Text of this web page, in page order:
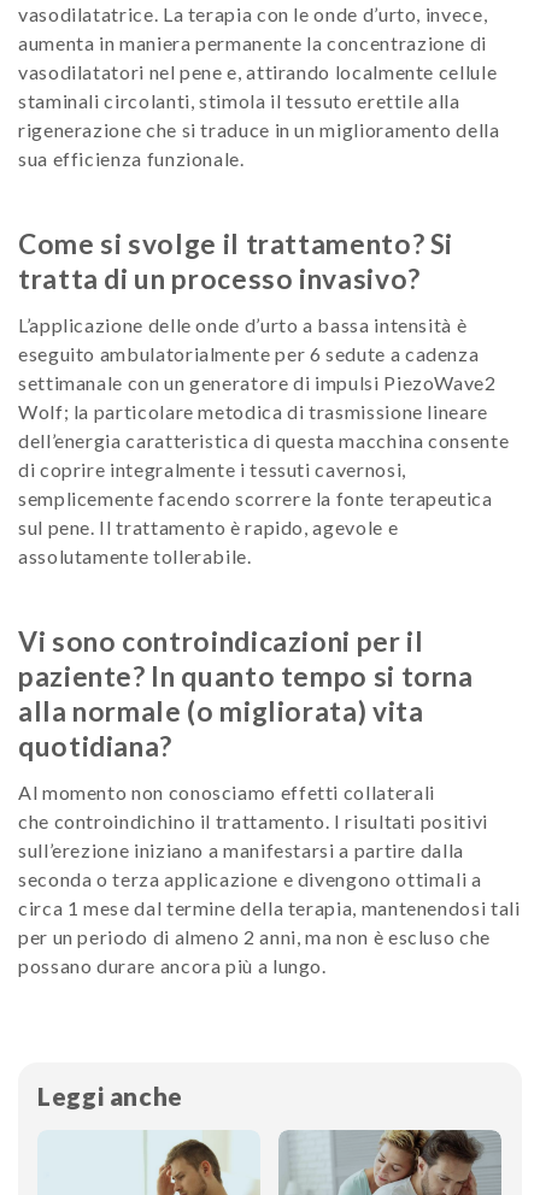
vasodilatatrice. La terapia con le onde d’urto, invece,
aumenta in maniera permanente la concentrazione di
vasodilatatori nel pene e, attirando localmente cellule
staminali circolanti, stimola il tessuto erettile alla
rigenerazione che si traduce in un miglioramento della
sua efficienza funzionale.
Come si svolge il trattamento? Si
tratta di un processo invasivo?
L’applicazione delle onde d’urto a bassa intensità è
eseguito ambulatorialmente per 6 sedute a cadenza
settimanale con un generatore di impulsi PiezoWave2
Wolf; la particolare metodica di trasmissione lineare
dell’energia caratteristica di questa macchina consente
di coprire integralmente i tessuti cavernosi,
semplicemente facendo scorrere la fonte terapeutica
sul pene. Il trattamento è rapido, agevole e
assolutamente tollerabile.
Vi sono controindicazioni per il
paziente? In quanto tempo si torna
alla normale (o migliorata) vita
quotidiana?
Al momento non conosciamo effetti collaterali
che controindichino il trattamento. I risultati positivi
sull’erezione iniziano a manifestarsi a partire dalla
seconda o terza applicazione e divengono ottimali a
circa 1 mese dal termine della terapia, mantenendosi tali
per un periodo di almeno 2 anni, ma non è escluso che
possano durare ancora più a lungo.
Leggi anche